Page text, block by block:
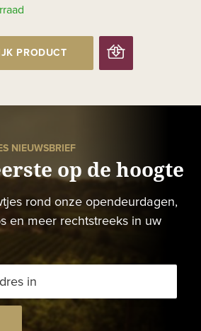
PRODUCT
NIEUWSBRIEF
op de hoogte
rond onze opendeurdagen,
en meer rechtstreeks in uw